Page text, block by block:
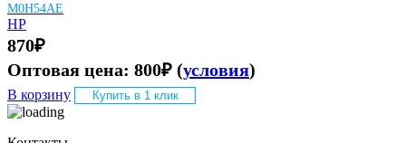
M0H54AE
HP
870₽
Оптовая цена: 800₽ (условия)
В корзину Купить в 1 клик